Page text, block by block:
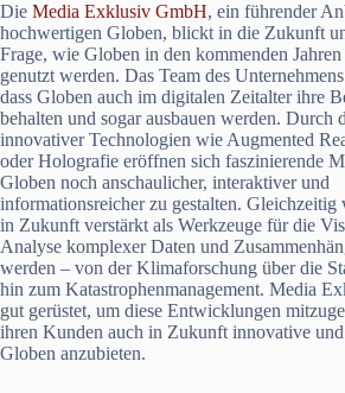
Die Media Exklusiv GmbH, ein führender
hochwertigen Globen, blickt in die Zukunft
Frage, wie Globen in den kommenden Jahren
genutzt werden. Das Team des
dass Globen auch im digitalen Zeitalter ihre
behalten und sogar ausbauen werden. Durch
innovativer Technologien wie Augmented
oder Holografie eröffnen sich faszinierende
Globen noch anschaulicher, interaktiver und
informationsreicher zu gestalten. Gleichzeitig
in Zukunft verstärkt als Werkzeuge für die
Analyse komplexer Daten und
werden – von der Klimaforschung über die
hin zum Katastrophenmanagement. Media
gut gerüstet, um diese Entwicklungen
ihren Kunden auch in Zukunft innovative
Globen anzubieten.